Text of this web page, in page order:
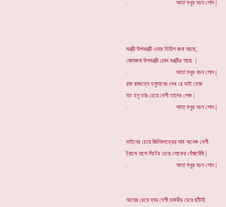
. আহা মধুর বচন শোন |
মন্ত্রী উপমন্ত্রী এবার তিরিশ জনা আছে,
ষোলজনা উপমন্ত্রী চোদ্দ মন্ত্রীর পাছে |
. আহা মধুর বচন শোন |
রাম রাজত্বে হনুমানের দেখ রে ভাই তেজ
যত হনু তার চেয়ে বেশী তাদের লেজ |
. আহা মধুর বচন শোন |
মাইনের চেয়ে জিনিষপত্রের দাম অনেক বেশী
ট্রামে বাসে সিটের চেয়ে লোকের ঘেঁষাঘেঁষি |
. আহা মধুর বচন শোন |
আয়ের চেয়ে ব্যয় বেশী চাকরীর চেয়ে ছাঁটাই